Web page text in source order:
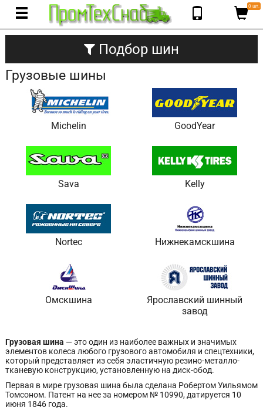
0 шт.
Подбор шин
Грузовые шины
Michelin GoodYear
Sava Kelly
Nortec Нижнекамскшина
Омскшина
Ярославский шинный
завод
Грузовая шина — это один из наиболее важных и значимых
элементов колеса любого грузового автомобиля и спецтехники,
который представляет из себя эластичную резино-металло-
тканевую конструкцию, установленную на диск-обод.
Первая в мире грузовая шина была сделана Робертом Уильямом
Томсоном. Патент на нее за номером № 10990, датируется 10
июня 1846 года.